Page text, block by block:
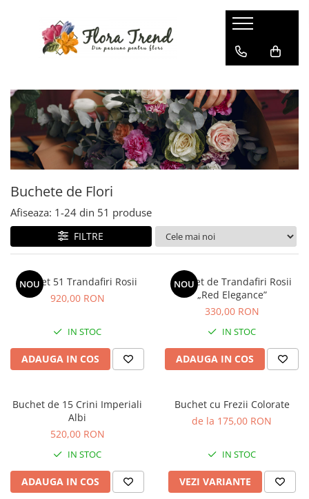
Buchete de Flori
Afiseaza: 1-24 din 51 produse
FILTRE
NOU
Buchet 51 Trandafiri Rosii
920,00 RON
IN STOC
ADAUGA IN COS
NOU
Buchet de Trandafiri Rosii
„Red Elegance”
330,00 RON
IN STOC
ADAUGA IN COS
Buchet de 15 Crini Imperiali
Albi
520,00 RON
IN STOC
ADAUGA IN COS
Buchet cu Frezii Colorate
de la 175,00 RON
IN STOC
VEZI VARIANTE